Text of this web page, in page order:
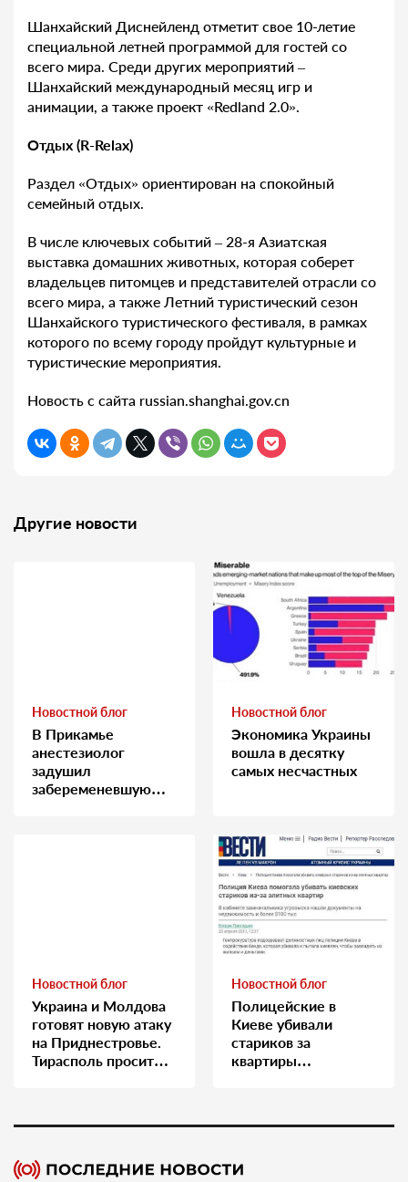
Шанхайский Диснейленд отметит свое 10-летие
специальной летней программой для гостей со
всего мира. Среди других мероприятий –
Шанхайский международный месяц игр и
анимации, а также проект «Redland 2.0».
Отдых (R-Relax)
Раздел «Отдых» ориентирован на спокойный
семейный отдых.
В числе ключевых событий – 28-я Азиатская
выставка домашних животных, которая соберет
владельцев питомцев и представителей отрасли со
всего мира, а также Летний туристический сезон
Шанхайского туристического фестиваля, в рамках
которого по всему городу пройдут культурные и
туристические мероприятия.
Новость с сайта russian.shanghai.gov.cn
Другие новости
Новостной блог
В Прикамье
анестезиолог
задушил
забеременевшую
Новостной блог
Экономика Украины
вошла в десятку
самых несчастных
Новостной блог
Украина и Молдова
готовят новую атаку
на Приднестровье.
Тирасполь просит
Новостной блог
Полицейские в
Киеве убивали
стариков за
квартиры…